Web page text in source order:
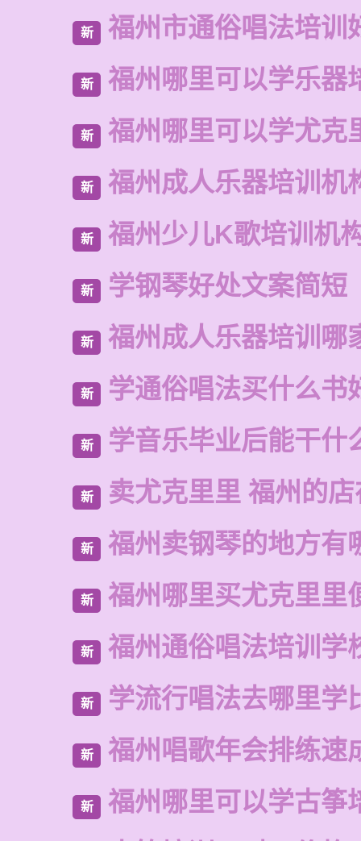
新 福州市通俗唱法培训
新 福州哪里可以学乐器
新 福州哪里可以学尤克
新 福州成人乐器培训机
新 福州少儿K歌培训机
新 学钢琴好处文案简短
新 福州成人乐器培训哪
新 学通俗唱法买什么书
新 学音乐毕业后能干什
新 卖尤克里里 福州的
新 福州卖钢琴的地方有
新 福州哪里买尤克里里
新 福州通俗唱法培训学
新 学流行唱法去哪里学
新 福州唱歌年会排练速
新 福州哪里可以学古筝